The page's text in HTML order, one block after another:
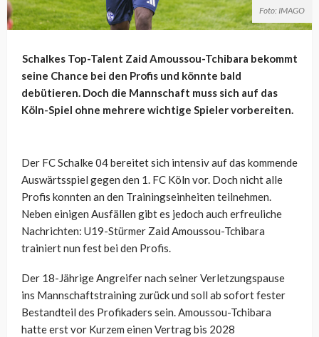
Foto: IMAGO
Schalkes Top-Talent Zaid Amoussou-Tchibara bekommt
seine Chance bei den Profis und könnte bald
debütieren. Doch die Mannschaft muss sich auf das
Köln-Spiel ohne mehrere wichtige Spieler vorbereiten.
Der FC Schalke 04 bereitet sich intensiv auf das kommende
Auswärtsspiel gegen den 1. FC Köln vor. Doch nicht alle
Profis konnten an den Trainingseinheiten teilnehmen.
Neben einigen Ausfällen gibt es jedoch auch erfreuliche
Nachrichten: U19-Stürmer Zaid Amoussou-Tchibara
trainiert nun fest bei den Profis.
Der 18-Jährige Angreifer nach seiner Verletzungspause
ins Mannschaftstraining zurück und soll ab sofort fester
Bestandteil des Profikaders sein. Amoussou-Tchibara
hatte erst vor Kurzem einen Vertrag bis 2028